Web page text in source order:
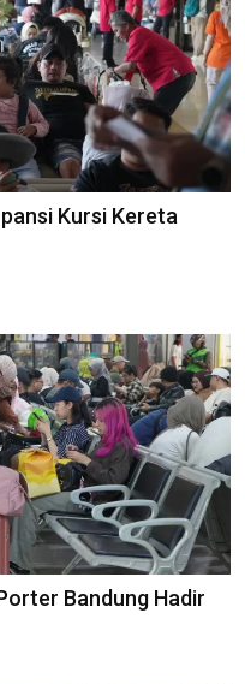
Kursi Kereta
Bandung Hadir